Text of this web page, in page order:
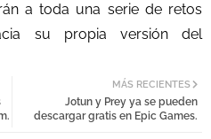
a toda una serie de retos
su propia versión del
MÁS RECIENTES
Jotun y Prey ya se pueden
descargar gratis en Epic Games.